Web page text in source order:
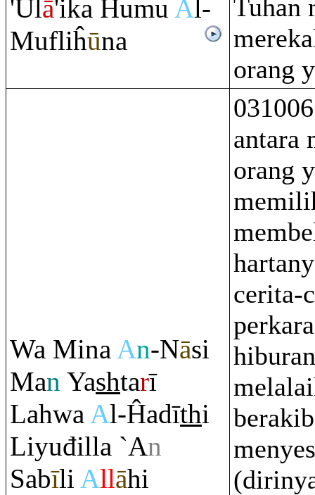
'Ūlā'ika Humu Al-
Mufliĥūna
Tuhan
orang
Wa MinaAn-Nāsi
Man Yashtarī
LahwaAl-Ĥadīthi
Liyuđilla `An
Sabīli Allāhi
antara
orang
cerita-